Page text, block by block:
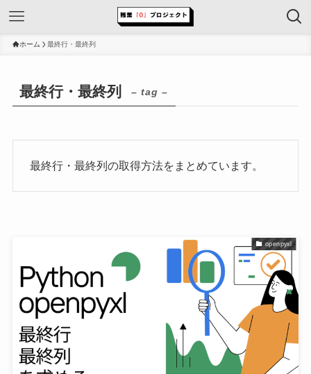
ホーム 最終行・最終列
最終行・最終列 – tag –
最終行・最終列の取得方法をまとめています。
openpyxl